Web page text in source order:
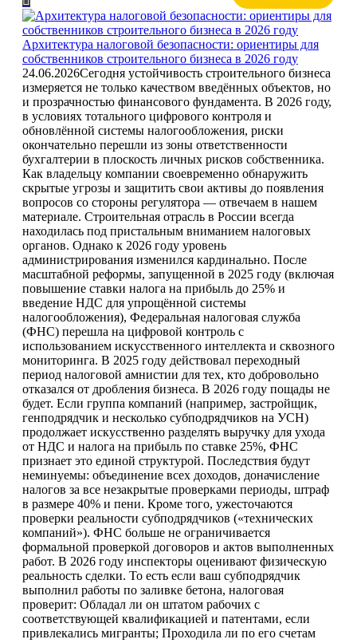
Архитектура налоговой безопасности: ориентиры для
собственников строительного бизнеса в 2026 году
24.06.2026Сегодня устойчивость строительного бизнеса
измеряется не только качеством введённых объектов, но
и прозрачностью финансового фундамента. В 2026 году,
в условиях тотального цифрового контроля и
обновлённой системы налогообложения, риски
окончательно перешли из зоны ответственности
бухгалтерии в плоскость личных рисков собственника.
Как владельцу компании своевременно обнаружить
скрытые угрозы и защитить свои активы до появления
вопросов со стороны регулятора — отвечаем в нашем
материале. Строительная отрасль в России всегда
находилась под пристальным вниманием налоговых
органов. Однако к 2026 году уровень
администрирования изменился кардинально. После
масштабной реформы, запущенной в 2025 году (включая
повышение ставки налога на прибыль до 25% и
введение НДС для упрощённой системы
налогообложения), Федеральная налоговая служба
(ФНС) перешла на цифровой контроль с
использованием искусственного интеллекта и сквозного
мониторинга. В 2025 году действовал переходный
период налоговой амнистии для тех, кто добровольно
отказался от дробления бизнеса. В 2026 году пощады не
будет. Если группа компаний (например, застройщик,
генподрядчик и несколько субподрядчиков на УСН)
продолжает искусственно разделять выручку для ухода
от НДС и налога на прибыль по ставке 25%, ФНС
признает это единой структурой. Последствия будут
неминуемы: объединение всех доходов, доначисление
налогов за все незакрытые проверками периоды, штраф
в размере 40% и пени. Кроме того, ужесточаются
проверки реальности субподрядчиков («технических
компаний»). ФНС больше не ограничивается
формальной проверкой договоров и актов выполненных
работ. В 2026 году инспекторы оценивают физическую
реальность сделки. То есть если ваш субподрядчик
выполнил работы по заливке бетона, налоговая
проверит: Обладал ли он штатом рабочих с
соответствующей квалификацией и патентами, если
привлекались мигранты; Проходила ли по его счетам